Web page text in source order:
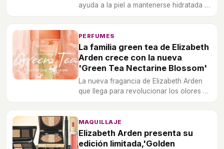
ayuda a la piel a mantenerse hidratada y
PERFUMES
La familia green tea de Elizabeth
Arden crece con la nueva
'Green Tea Nectarine Blossom'
La nueva fragancia de Elizabeth Arden
que llega para revolucionar los olores de
MAQUILLAJE
Elizabeth Arden presenta su
edición limitada,'Golden